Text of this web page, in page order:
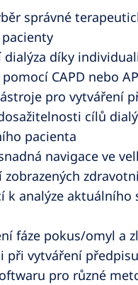
správné
dialýza díky
CAPD nebo
pro vytváření
cílů
pacienta
navigace ve
zobrazených
k analýze aktuálního
fáze pokus/omyl a
při vytváření předpisu
pro různé